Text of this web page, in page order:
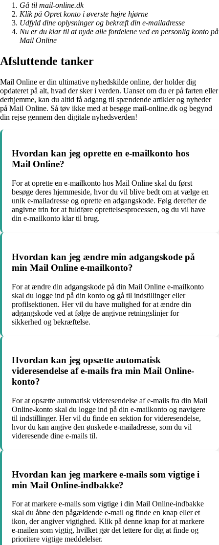
Gå til mail-online.dk
Klik på Opret konto i øverste højre hjørne
Udfyld dine oplysninger og bekræft din e-mailadresse
Nu er du klar til at nyde alle fordelene ved en personlig konto på
Mail Online
Afsluttende tanker
Mail Online er din ultimative nyhedskilde online, der holder dig
opdateret på alt, hvad der sker i verden. Uanset om du er på farten eller
derhjemme, kan du altid få adgang til spændende artikler og nyheder
på Mail Online. Så tøv ikke med at besøge mail-online.dk og begynd
din rejse gennem den digitale nyhedsverden!
Hvordan kan jeg oprette en e-mailkonto hos
Mail Online?
For at oprette en e-mailkonto hos Mail Online skal du først
besøge deres hjemmeside, hvor du vil blive bedt om at vælge en
unik e-mailadresse og oprette en adgangskode. Følg derefter de
angivne trin for at fuldføre oprettelsesprocessen, og du vil have
din e-mailkonto klar til brug.
Hvordan kan jeg ændre min adgangskode på
min Mail Online e-mailkonto?
For at ændre din adgangskode på din Mail Online e-mailkonto
skal du logge ind på din konto og gå til indstillinger eller
profilsektionen. Her vil du have mulighed for at ændre din
adgangskode ved at følge de angivne retningslinjer for
sikkerhed og bekræftelse.
Hvordan kan jeg opsætte automatisk
videresendelse af e-mails fra min Mail Online-
konto?
For at opsætte automatisk videresendelse af e-mails fra din Mail
Online-konto skal du logge ind på din e-mailkonto og navigere
til indstillinger. Her vil du finde en sektion for videresendelse,
hvor du kan angive den ønskede e-mailadresse, som du vil
videresende dine e-mails til.
Hvordan kan jeg markere e-mails som vigtige i
min Mail Online-indbakke?
For at markere e-mails som vigtige i din Mail Online-indbakke
skal du åbne den pågældende e-mail og finde en knap eller et
ikon, der angiver vigtighed. Klik på denne knap for at markere
e-mailen som vigtig, hvilket gør det lettere for dig at finde og
prioritere vigtige meddelelser.